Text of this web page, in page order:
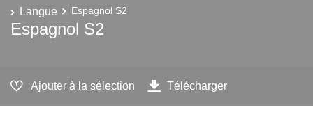
Langue
Espagnol S2
Espagnol S2
Ajouter à la sélection Télécharger